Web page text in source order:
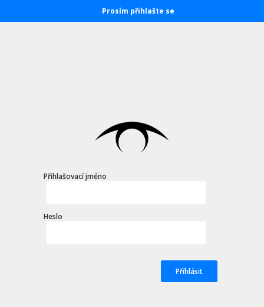
Prosím přihlašte se
Přihlašovací jméno
Heslo